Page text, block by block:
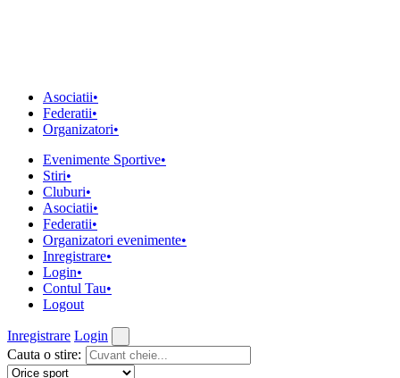
Asociatii•
Federatii•
Organizatori•
Evenimente Sportive•
Stiri•
Cluburi•
Asociatii•
Federatii•
Organizatori evenimente•
Inregistrare•
Login•
Contul Tau•
Logout
Inregistrare Login
Cauta o stire: